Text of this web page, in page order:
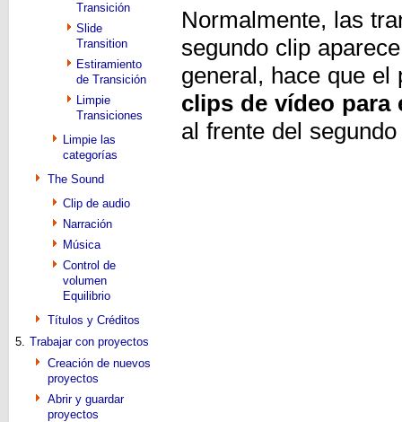
Transición
Slide
Transition
Estiramiento
de Transición
Limpie
Transiciones
Limpie las
categorías
The Sound
Clip de audio
Narración
Música
Control de
volumen
Equilibrio
Títulos y Créditos
5. Trabajar con proyectos
Creación de nuevos
proyectos
Abrir y guardar
proyectos
Normalmente, las
segundo clip
general, hace que
clips de vídeo para
al frente del